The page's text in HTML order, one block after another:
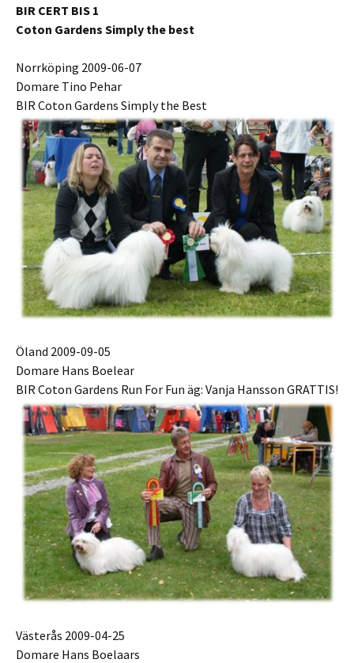
BIR CERT BIS 1
Coton Gardens Simply the best
Norrköping 2009-06-07
Domare Tino Pehar
BIR Coton Gardens Simply the Best
Öland 2009-09-05
Domare Hans Boelear
BIR Coton Gardens Run For Fun äg: Vanja Hansson GRATTIS!
Västerås 2009-04-25
Domare Hans Boelaars